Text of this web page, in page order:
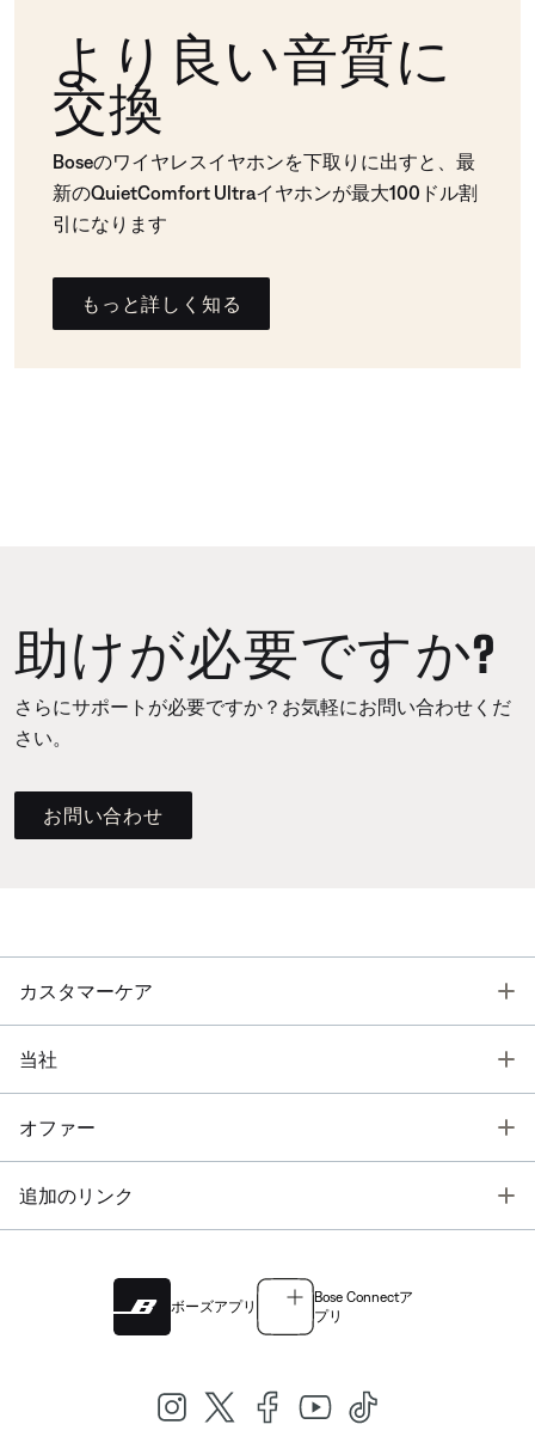
より良い音質に
交換
Boseのワイヤレスイヤホンを下取りに出すと、最
新のQuietComfort Ultraイヤホンが最大100ドル割
引になります
もっと詳しく知る
助けが必要ですか?
さらにサポートが必要ですか？お気軽にお問い合わせくだ
さい。
お問い合わせ
カスタマーケア
当社
オファー
追加のリンク
ボーズアプリ
Bose Connectア
プリ